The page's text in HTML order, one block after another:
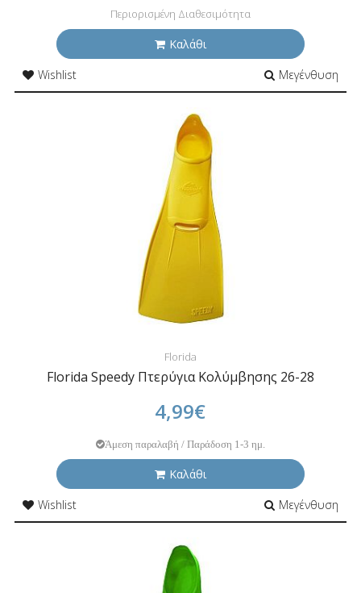
Περιορισμένη Διαθεσιμότητα
Καλάθι
Wishlist
Μεγένθυση
Florida
Florida Speedy Πτερύγια Κολύμβησης 26-28
4,99€
Άμεση παραλαβή / Παράδοση 1-3 ημ.
Καλάθι
Wishlist
Μεγένθυση